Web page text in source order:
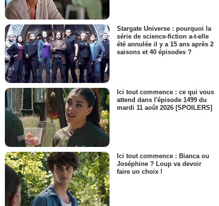
Stargate Universe : pourquoi la
série de science-fiction a-t-elle
été annulée il y a 15 ans après 2
saisons et 40 épisodes ?
Ici tout commence : ce qui vous
attend dans l'épisode 1499 du
mardi 11 août 2026 [SPOILERS]
Ici tout commence : Bianca ou
Joséphine ? Loup va devoir
faire un choix !